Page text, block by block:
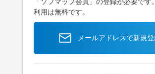
利用は無料です。
メールアドレスで新規